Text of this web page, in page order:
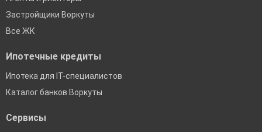
Застройщики Воркуты
Все ЖК
Ипотечные кредиты
Ипотека для IT-специалистов
Каталог банков Воркуты
Сервисы